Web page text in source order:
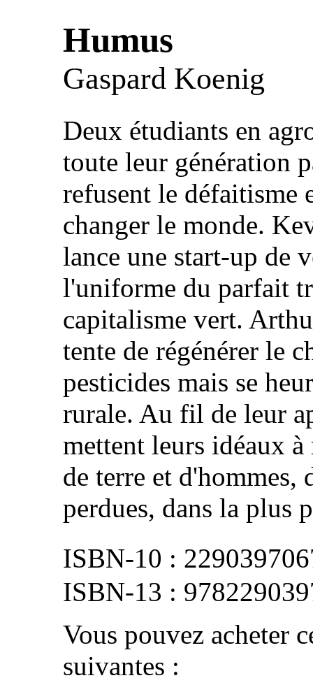
Humus
Gaspard Koenig
Deux étudiants en
toute leur génération
refusent le défaitisme
changer le monde.
lance une start-up de
l'uniforme du parfait
capitalisme vert.
tente de régénérer le
pesticides mais se
rurale. Au fil de leur
mettent leurs idéaux
de terre et
perdues, dans la plus
Vous pouvez acheter
suivantes :